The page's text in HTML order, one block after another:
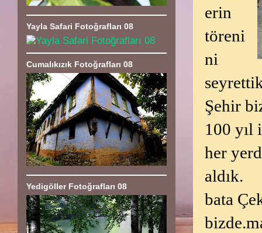
erin
töreni
ni
Şehir
100 yıl
her
aldık.
bata
Yayla Safari Fotoğrafları 08
Cumalıkızık Fotoğrafları 08
Yedigöller Fotoğrafları 08